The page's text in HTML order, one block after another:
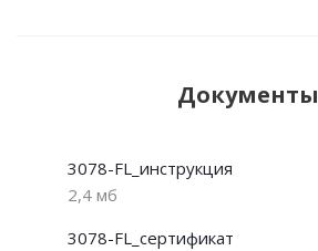
Документы
3078-FL_инструкция
2,4 мб
3078-FL_сертификат